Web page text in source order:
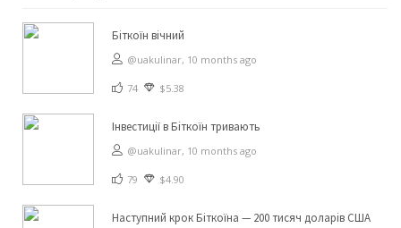
Біткоїн вічний
@uakulinar, 10 months ago
74 $5.38
Інвестиції в Біткоїн тривають
@uakulinar, 10 months ago
79 $4.90
Наступний крок Біткоїна — 200 тисяч доларів США